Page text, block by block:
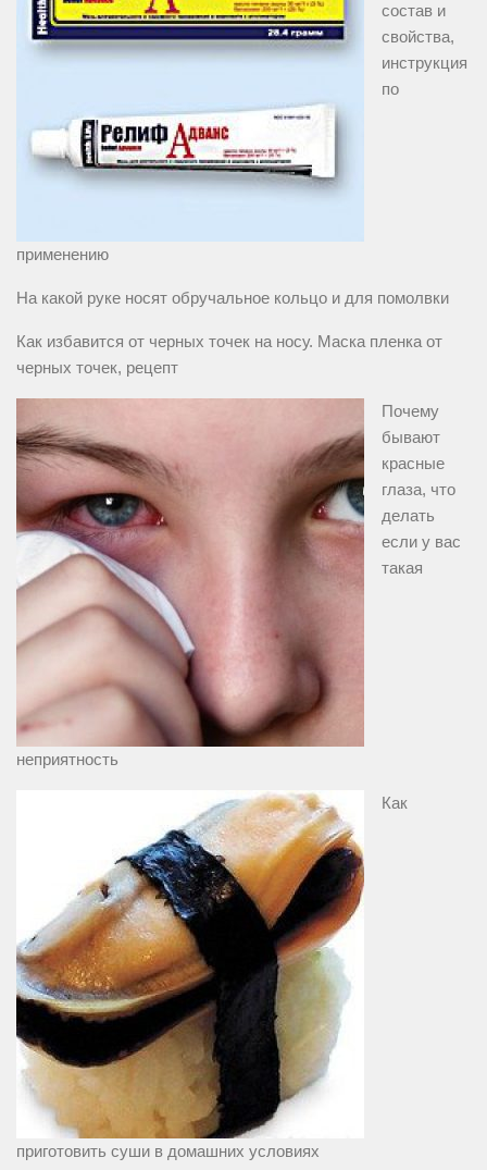
состав и
свойства,
инструкция
по
применению
На какой руке носят обручальное кольцо и для помолвки
Как избавится от черных точек на носу. Маска пленка от
черных точек, рецепт
Почему
бывают
красные
глаза, что
делать
если у вас
такая
неприятность
Как
приготовить суши в домашних условиях